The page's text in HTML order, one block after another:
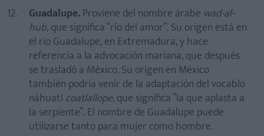
Guadalupe.Proviene del nombre árabe wad-al-
hub,que significa “río del amor”. Su origen está en
el río Guadalupe, en Extremadura, y hace
referencia a la advocación mariana, que después
se trasladó a México. Su origen en México
también podría venir de la adaptación del vocablo
náhuatl coatlallope,que significa “la que aplasta a
la serpiente”. El nombre de Guadalupe puede
utilizarse tanto para mujer como hombre.